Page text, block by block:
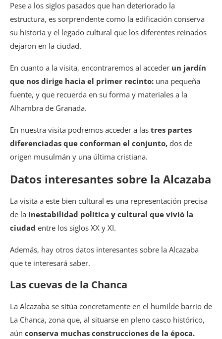
Pese a los siglos pasados que han deteriorado la
estructura, es sorprendente como la edificación conserva
su historia y el legado cultural que los diferentes reinados
dejaron en la ciudad.
En cuanto a la visita, encontraremos al acceder un jardín
que nos dirige hacia el primer recinto: una pequeña
fuente, y que recuerda en su forma y materiales a la
Alhambra de Granada.
En nuestra visita podremos acceder a las tres partes
diferenciadas que conforman el conjunto, dos de
origen musulmán y una última cristiana.
Datos interesantes sobre la Alcazaba
La visita a este bien cultural es una representación precisa
de la inestabilidad política y cultural que vivió la
ciudad entre los siglos XX y XI.
Además, hay otros datos interesantes sobre la Alcazaba
que te interesará saber.
Las cuevas de la Chanca
La Alcazaba se sitúa concretamente en el humilde barrio de
La Chanca, zona que, al situarse en pleno casco histórico,
aún conserva muchas construcciones de la época.